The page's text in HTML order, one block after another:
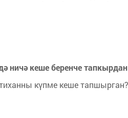
ничә кеше беренче
күпме кеше тапшырган?